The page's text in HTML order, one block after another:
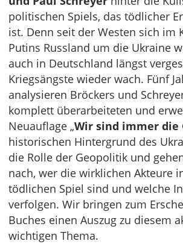
politischen Spiels, das tödlicher
ist. Denn seit der Westen sich im
Putins Russland um die Ukraine
auch in Deutschland längst
Kriegsängste wieder wach. Fünf
analysieren Bröckers und
komplett überarbeiteten und
Neuauflage „Wir sind immer die
historischen Hintergrund des
die Rolle der Geopolitik und
nach, wer die wirklichen Akteure
tödlichen Spiel sind und welche
verfolgen. Wir bringen zum
Buches einen Auszug zu diesem
wichtigen Thema.